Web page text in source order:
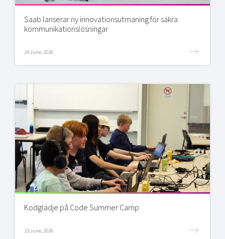
Saab lanserar ny innovationsutmaning för säkra
kommunikationslösningar
24 June, 2026
Kodglädje på Code Summer Camp
23 June, 2026